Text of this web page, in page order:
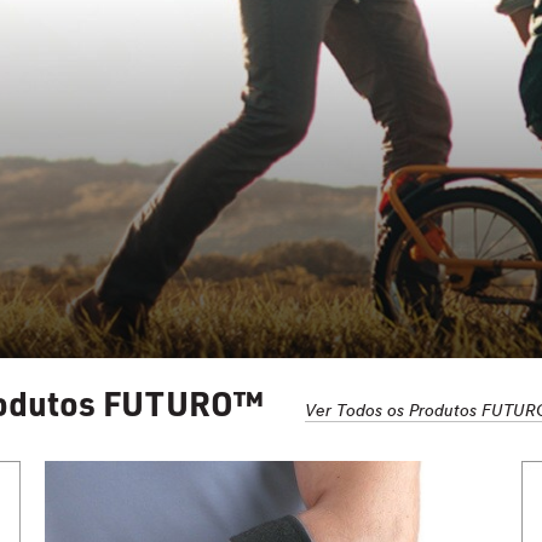
FUTURO™ Ver Todos os Produtos